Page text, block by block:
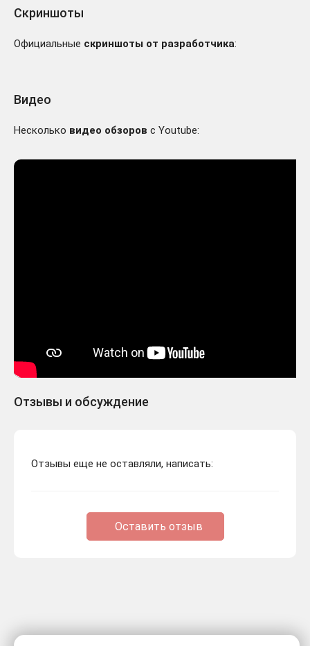
Скриншоты
Официальные скриншоты от разработчика:
Видео
Несколько видео обзоров с Youtube:
Отзывы и обсуждение
Отзывы еще не оставляли, написать:
Оставить отзыв